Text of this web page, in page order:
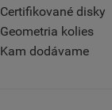
Certifikované disky
Geometria kolies
Kam dodávame